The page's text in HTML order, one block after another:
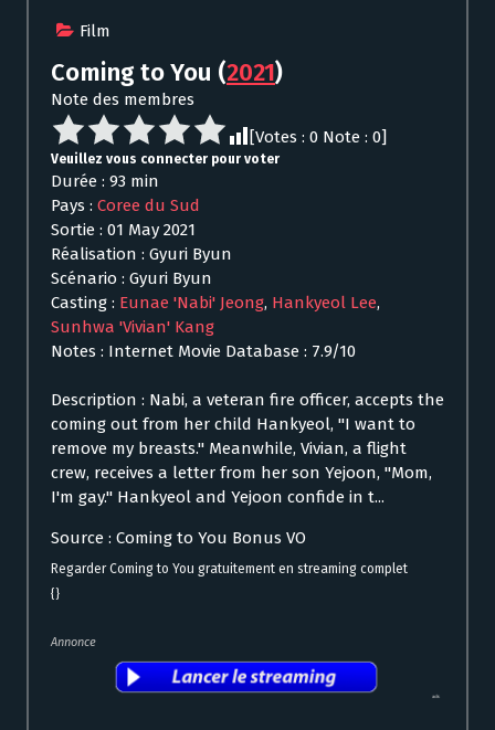
Film
Coming to You (2021)
Note des membres
[Votes : 0 Note : 0]
Veuillez vous connecter pour voter
Durée : 93 min
Pays : Coree du Sud
Sortie : 01 May 2021
Réalisation : Gyuri Byun
Scénario : Gyuri Byun
Casting : Eunae 'Nabi' Jeong, Hankyeol Lee,
Sunhwa 'Vivian' Kang
Notes : Internet Movie Database : 7.9/10
Description : Nabi, a veteran fire officer, accepts the
coming out from her child Hankyeol, "I want to
remove my breasts." Meanwhile, Vivian, a flight
crew, receives a letter from her son Yejoon, "Mom,
I'm gay." Hankyeol and Yejoon confide in t...
Source : Coming to You Bonus VO
Regarder Coming to You gratuitement en streaming complet
{}
Annonce